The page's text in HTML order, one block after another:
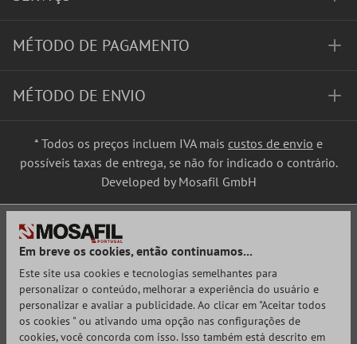
MÉTODO DE PAGAMENTO
MÉTODO DE ENVIO
* Todos os preços incluem IVA mais custos de envio e
possíveis taxas de entrega, se não for indicado o contrário.
Developed by Mosafil GmbH
Em breve os cookies, então continuamos...
Este site usa cookies e tecnologias semelhantes para
personalizar o conteúdo, melhorar a experiência do usuário e
personalizar e avaliar a publicidade. Ao clicar em "Aceitar todos
os cookies " ou ativando uma opção nas configurações de
cookies, você concorda com isso. Isso também está descrito em